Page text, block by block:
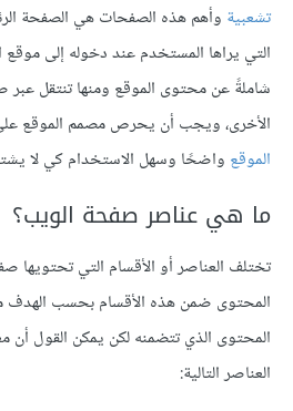
تشعبية وأهم هذه الصفحات هي الصفحة
التي يراها المستخدم عند دخوله إلى
شاملةً عن محتوى الموقع ومنها تنتقل عبر
الأخرى، ويجب أن يحرص مصمم الموقع
الموقع واضحًا وسهل الاستخدام كي لا
ما هي عناصر صفحة الويب؟
تختلف العناصر أو الأقسام التي
المحتوى ضمن هذه الأقسام بحسب
المحتوى الذي تتضمنه لكن يمكن القول
العناصر التالية: